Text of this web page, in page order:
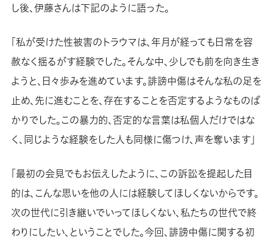
し後、伊藤さんは下記のように語った。
「私が受けた性被害のトラウマは、年月が経っても日常を容
赦なく揺るがす経験でした。そんな中、少しでも前を向き生き
ようと、日々歩みを進めています。誹謗中傷はそんな私の足を
止め、先に進むことを、存在することを否定するようなものば
かりでした。この暴力的、否定的な言葉は私個人だけではな
く、同じような経験をした人も同様に傷つけ、声を奪います」
「最初の会見でもお伝えしたように、この訴訟を提起した目
的は、こんな思いを他の人には経験してほしくないからです。
次の世代に引き継いでいってほしくない、私たちの世代で終
わりにしたい、ということでした。今回、誹謗中傷に関する初